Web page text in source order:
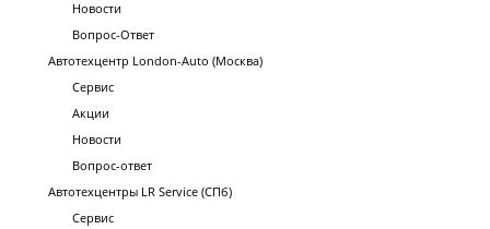
Новости
Вопрос-Ответ
Автотехцентр London-Auto (Москва)
Сервис
Акции
Новости
Вопрос-ответ
Автотехцентры LR Service (СПб)
Сервис